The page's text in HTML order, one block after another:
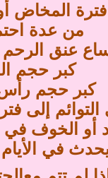
المخاض
من عدة
عنق
كبر حجم
كبر حجم
إلى
أو الخوف
في الأيام
لم تتم